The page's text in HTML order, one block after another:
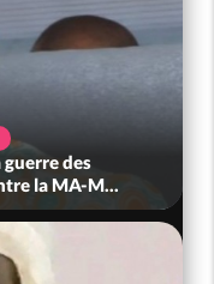
des
la MA-M...